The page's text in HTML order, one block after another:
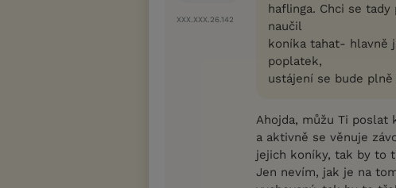
XXX.XXX.26.142
haflinga. Chci se
naučil
koníka tahat- hlavně
poplatek,
ustájení se bude
Ahojda, můžu Ti poslat
a aktivně se věnuje
jejich koníky, tak by to
Jen nevím, jak je na